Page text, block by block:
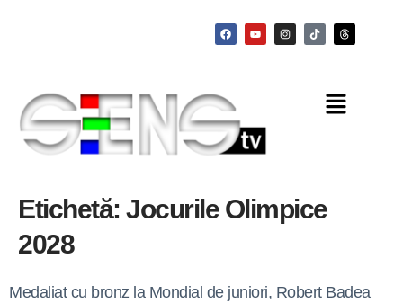
Etichetă: Jocurile Olimpice
2028
Medaliat cu bronz la Mondial de juniori, Robert Badea